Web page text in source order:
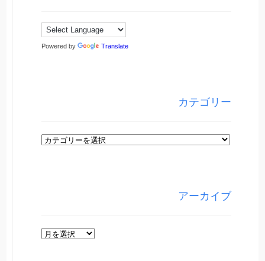
Powered by Translate
カテゴリー
カ
アーカイブ
ア